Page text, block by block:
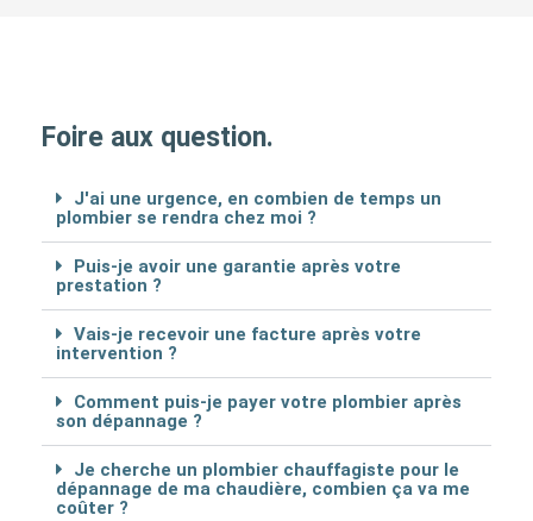
Foire aux question.
J'ai une urgence, en combien de temps un
plombier se rendra chez moi ?
Puis-je avoir une garantie après votre
prestation ?
Vais-je recevoir une facture après votre
intervention ?
Comment puis-je payer votre plombier après
son dépannage ?
Je cherche un plombier chauffagiste pour le
dépannage de ma chaudière, combien ça va me
coûter ?